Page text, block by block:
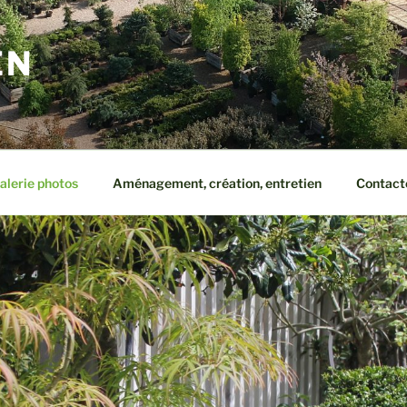
photos Aménagement, création, entretien